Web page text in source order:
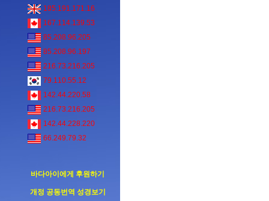
185.191.171.16
167.114.139.53
85.208.96.205
85.208.96.197
216.73.216.205
79.110.55.12
142.44.220.58
216.73.216.205
142.44.228.220
66.249.79.32
바다아이에게 후원하기
개정 공동번역 성경보기